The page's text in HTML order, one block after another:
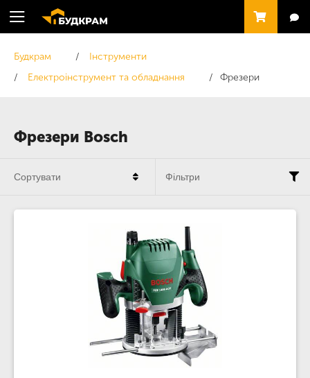
Фрезери Bosch
Будкрам
Інструменти
Електроінструмент та обладнання
Фрезери
Сортувати Фільтри